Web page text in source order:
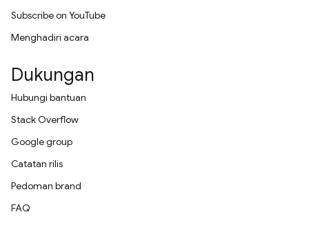
Subscribe on YouTube
Menghadiri acara
Dukungan
Hubungi bantuan
Stack Overflow
Google group
Catatan rilis
Pedoman brand
FAQ